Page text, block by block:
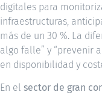
digitales para
infraestructuras,
más de un 30 %. La
algo falle” y “prevenir
en disponibilidad y
En el sector de gran